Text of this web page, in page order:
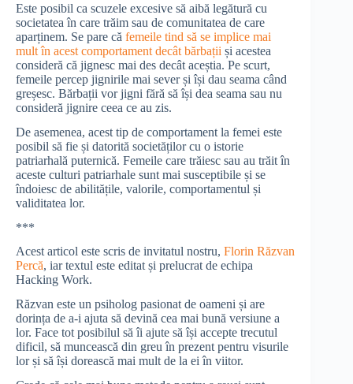
Este posibil ca scuzele excesive să aibă legătură cu
societatea în care trăim sau de comunitatea de care
aparținem. Se pare că femeile tind să se implice mai
mult în acest comportament decât bărbații și acestea
consideră că jignesc mai des decât aceștia. Pe scurt,
femeile percep jignirile mai sever și își dau seama când
greșesc. Bărbații vor jigni fără să își dea seama sau nu
consideră jignire ceea ce au zis.
De asemenea, acest tip de comportament la femei este
posibil să fie și datorită societăților cu o istorie
patriarhală puternică. Femeile care trăiesc sau au trăit în
aceste culturi patriarhale sunt mai susceptibile și se
îndoiesc de abilitățile, valorile, comportamentul și
validitatea lor.
***
Acest articol este scris de invitatul nostru, Florin Răzvan
Percă, iar textul este editat și prelucrat de echipa
Hacking Work.
Răzvan este un psiholog pasionat de oameni și are
dorința de a-i ajuta să devină cea mai bună versiune a
lor. Face tot posibilul să îi ajute să își accepte trecutul
dificil, să muncească din greu în prezent pentru visurile
lor și să își dorească mai mult de la ei în viitor.